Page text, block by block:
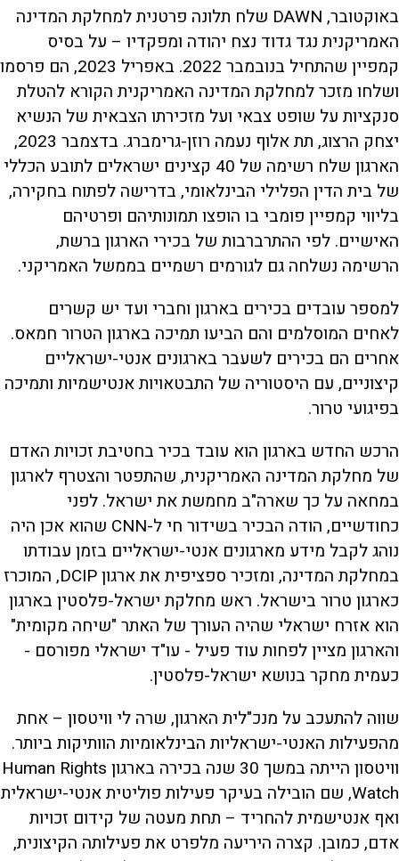
באוקטובר, DAWN שלח תלונה פרטנית למחלקת המדינה
האמריקנית נגד גדוד נצח יהודה ומפקדיו – על בסיס
קמפיין שהתחיל בנובמבר 2022. באפריל 2023, הם פרסמו
ושלחו מזכר למחלקת המדינה האמריקנית הקורא להטלת
סנקציות על שופט צבאי ועל מזכירתו הצבאית של הנשיא
יצחק הרצוג, תת אלוף נעמה רוזן-גרימברג. בדצמבר 2023,
הארגון שלח רשימה של 40 קצינים ישראלים לתובע הכללי
של בית הדין הפלילי הבינלאומי, בדרישה לפתוח בחקירה,
בליווי קמפיין פומבי בו הופצו תמונותיהם ופרטיהם
האישיים. לפי ההתרברבות של בכירי הארגון ברשת,
הרשימה נשלחה גם לגורמים רשמיים בממשל האמריקני.
למספר עובדים בכירים בארגון וחברי ועד יש קשרים
לאחים המוסלמים והם הביעו תמיכה בארגון הטרור חמאס.
אחרים הם בכירים לשעבר בארגונים אנטי-ישראליים
קיצוניים, עם היסטוריה של התבטאויות אנטישמיות ותמיכה
בפיגועי טרור.
הרכש החדש בארגון הוא עובד בכיר בחטיבת זכויות האדם
של מחלקת המדינה האמריקנית, שהתפטר והצטרף לארגון
במחאה על כך שארה"ב מחמשת את ישראל. לפני
כחודשיים, הודה הבכיר בשידור חי ל-CNN שהוא אכן היה
נוהג לקבל מידע מארגונים אנטי-ישראליים בזמן עבודתו
במחלקת המדינה, ומזכיר ספציפית את ארגון DCIP, המוכרז
כארגון טרור בישראל. ראש מחלקת ישראל-פלסטין בארגון
הוא אזרח ישראלי שהיה העורך של האתר "שיחה מקומית"
והארגון מציין לפחות עוד פעיל - עו"ד ישראלי מפורסם -
כעמית מחקר בנושא ישראל-פלסטין.
שווה להתעכב על מנכ"לית הארגון, שרה לי וויטסון – אחת
מהפעילות האנטי-ישראליות הבינלאומיות הוותיקות ביותר.
וויטסון הייתה במשך 30 שנה בכירה בארגון Human Rights
Watch, שם הובילה בעיקר פעילות פוליטית אנטי-ישראלית
ואף אנטישמית להחריד – תחת מעטה של קידום זכויות
אדם, כמובן. קצרה היריעה מלפרט את פעילותה הקיצונית,